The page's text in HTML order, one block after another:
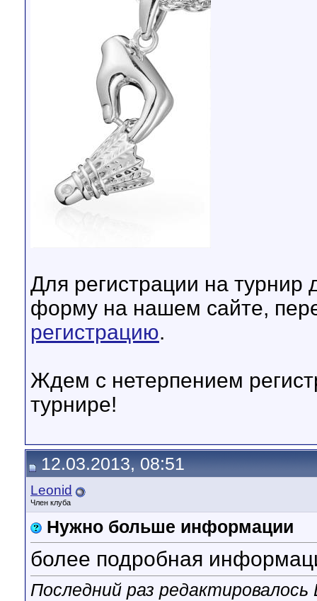
Для регистрации на турнир
форму на нашем сайте,
регистрацию.
Ждем с нетерпением
турнире!
12.03.2013, 08:51
Leonid
Член клуба
Нужно больше информации
более подробная
Последний раз